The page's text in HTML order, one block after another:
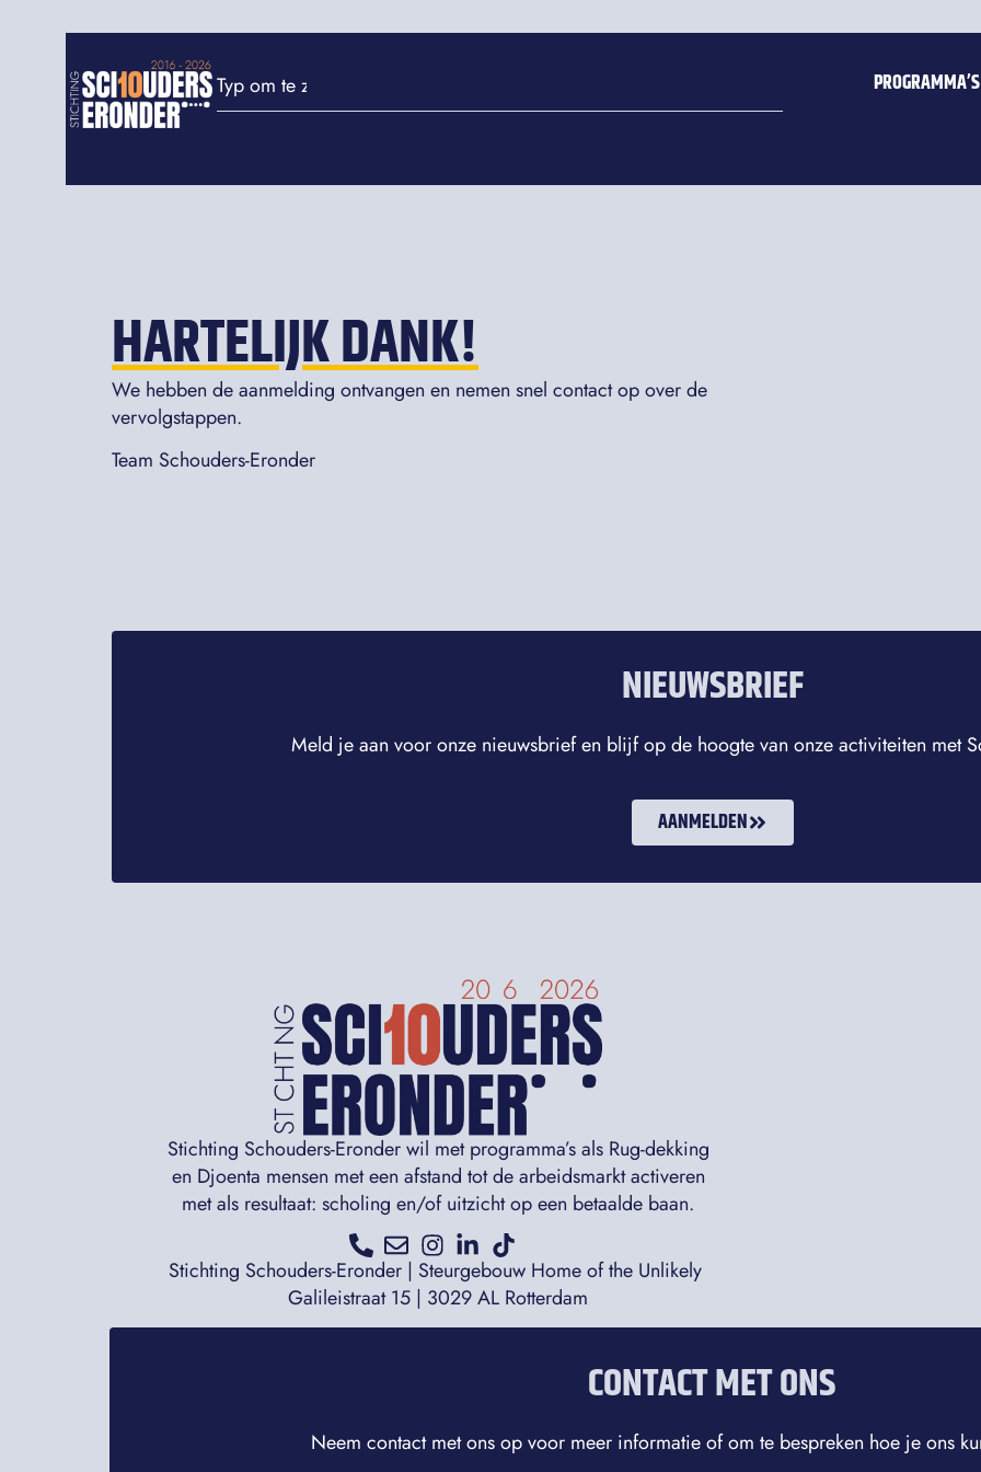
PROGRAMMA’S
HARTELIJK DANK!
We hebben de aanmelding ontvangen en nemen snel contact op over de
vervolgstappen.
Team Schouders-Eronder
NIEUWSBRIEF
Meld je aan voor onze nieuwsbrief en blijf op de hoogte van onze activiteiten met
AANMELDEN
Stichting Schouders-Eronder wil met programma’s als Rug-dekking
en Djoenta mensen met een afstand tot de arbeidsmarkt activeren
met als resultaat: scholing en/of uitzicht op een betaalde baan.
Stichting Schouders-Eronder | Steurgebouw Home of the Unlikely
Galileistraat 15 | 3029 AL Rotterdam
CONTACT MET ONS
Neem contact met ons op voor meer informatie of om te bespreken hoe je ons